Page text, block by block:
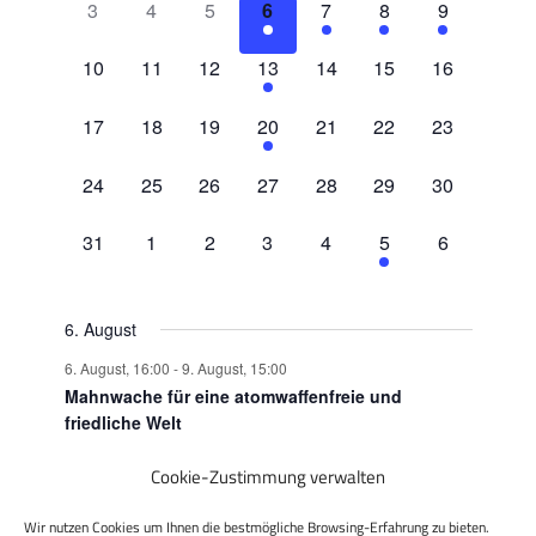
Cookie-Zustimmung verwalten
Wir nutzen Cookies um Ihnen die bestmögliche Browsing-Erfahrung zu bieten.
Veranstaltungen
0
3
0
Veranstaltungen,
4
0
Veranstaltungen,
5
1
Veranstaltung,
6
1
Veranstaltung,
7
2
Veranstaltungen,
8
1
9
0
10
0
Veranstaltungen,
11
0
Veranstaltungen,
12
1
Veranstaltung,
13
0
14
0
15
0
16
0
17
0
Veranstaltungen,
18
0
Veranstaltungen,
19
1
Veranstaltung,
20
0
21
0
22
0
23
0
24
0
25
0
26
0
27
0
28
0
29
0
30
0
31
0
1
0
2
0
Veranstaltungen,
3
0
Veranstaltungen,
4
1
Veranstaltung,
5
0
6
6. August
6. August, 16:00 -9. August, 15:00
Mahnwache für eine atomwaffenfreie und
friedliche Welt
Aktueller Monat